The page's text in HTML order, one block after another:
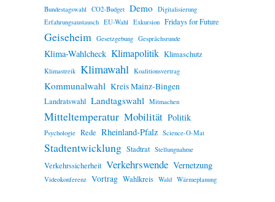
Bundestagswahl CO2-Budget Demo Digitalisierung
Erfahrungsaustausch EU-Wahl Exkursion Fridays for Future
Geiseheim Gesetzgebung Gesprächsrunde
Klima-Wahlcheck Klimapolitik Klimaschutz
Klimastreik Klimawahl Koalitionsvertrag
Kommunalwahl Kreis Mainz-Bingen
Landratswahl Landtagswahl Mitmachen
Mitteltemperatur Mobilität Politik
Psychologie Rede Rheinland-Pfalz Science-O-Mat
Stadtentwicklung Stadtrat Stellungnahme
Verkehrssicherheit Verkehrswende Vernetzung
Videokonferenz Vortrag Wahlkreis Wald Wärmeplanung